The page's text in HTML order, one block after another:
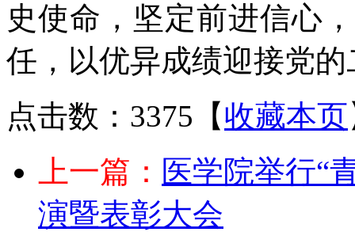
史使命，坚定前进信心
任，以优异成绩迎接党
点击数：3375 【收藏本页
上一篇： 医学院举行“
演暨表彰大会